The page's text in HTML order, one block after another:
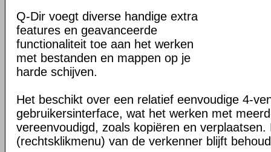
Q-Dir voegt diverse handige extra
features en geavanceerde
functionaliteit toe aan het werken
met bestanden en mappen op je
harde schijven.
Het beschikt over een relatief eenvoudige 4-
gebruikersinterface, wat het werken met
vereenvoudigd, zoals kopiëren en
(rechtsklikmenu) van de verkenner blijft